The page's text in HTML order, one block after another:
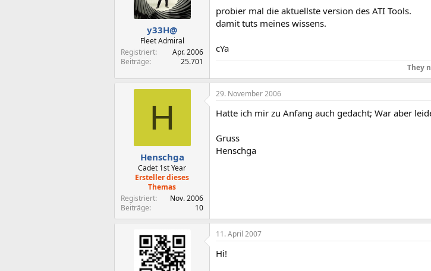
y33H@
Fleet Admiral
Registriert
Apr. 2006
Beiträge
25.701
probier mal die aktuellste version des ATI Tools.
damit tuts meines wissens.
cYa
They
H
Henschga
Cadet 1st Year
Ersteller dieses
Themas
Registriert
Nov. 2006
Beiträge
10
29. November 2006
Hatte ich mir zu Anfang auch gedacht; War aber
Gruss
Henschga
11. April 2007
Hi!